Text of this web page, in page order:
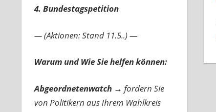
4. Bundestagspetition
— (Aktionen: Stand 11.5..) —
Warum und Wie Sie helfen können:
Abgeordnetenwatch → fordern Sie
von Politikern aus Ihrem Wahlkreis